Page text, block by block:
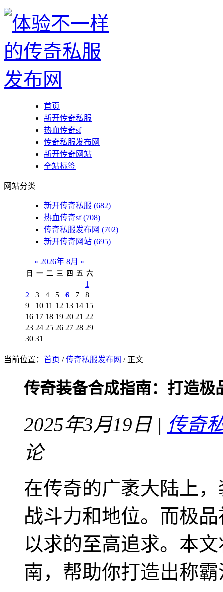
首页
新开传奇私服
热血传奇sf
传奇私服发布网
新开传奇网站
全站标签
网站分类
新开传奇私服 (682)
热血传奇sf(708)
传奇私服发布网 (702)
新开传奇网站 (695)
« 2026年 8月 »
日 一 二 三 四 五 六
1
2
3 4 5 6 7
8
9
10 11 12 13 14 15
16 17 18 19 20 21 22
23 24 25 26 27 28 29
30 31
当前位置： 首页 /传奇私服发布网 / 正文
传奇装备合成指南：打造极
2025年3月19日 | 传奇
论
在传奇的广袤大陆上
战斗力和地位。而极
以求的至高追求。本
南，帮助你打造出称